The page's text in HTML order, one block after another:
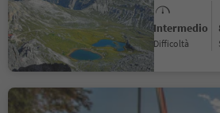
Intermedio
Difficoltà
Giro dell'